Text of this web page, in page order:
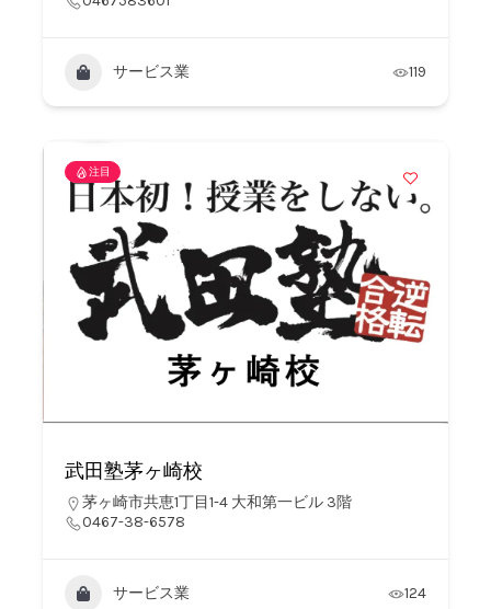
サービス業 119
注目
武田塾茅ヶ崎校
茅ヶ崎市共恵1丁目1-4 大和第一ビル 3階
0467-38-6578
サービス業 124